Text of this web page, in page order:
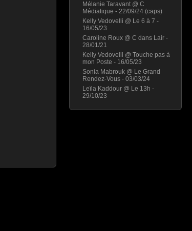
Mélanie Taravant @ C
Médiatique - 22/09/24 (caps)
Kelly Vedovelli @ Le 6 à 7 -
16/05/23
Caroline Roux @ C dans Lair -
28/01/21
Kelly Vedovelli @ Touche pas à
mon Poste - 16/05/23
Sonia Mabrouk @ Le Grand
Rendez-Vous - 03/03/24
Leïla Kaddour @ Le 13h -
29/10/23